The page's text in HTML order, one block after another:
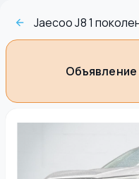
Jaecoo J8 1
Объявление